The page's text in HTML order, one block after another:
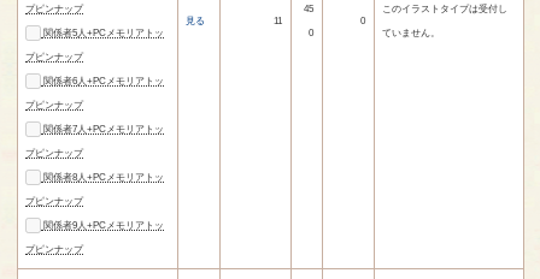
プピンナップ
関係者5人+PCメモリアトッ
プピンナップ
関係者6人+PCメモリアトッ
プピンナップ
関係者7人+PCメモリアトッ
プピンナップ
関係者8人+PCメモリアトッ
プピンナップ
関係者9人+PCメモリアトッ
プピンナップ
見る 11
45
0
0
このイラストタイプは受付し
ていません。